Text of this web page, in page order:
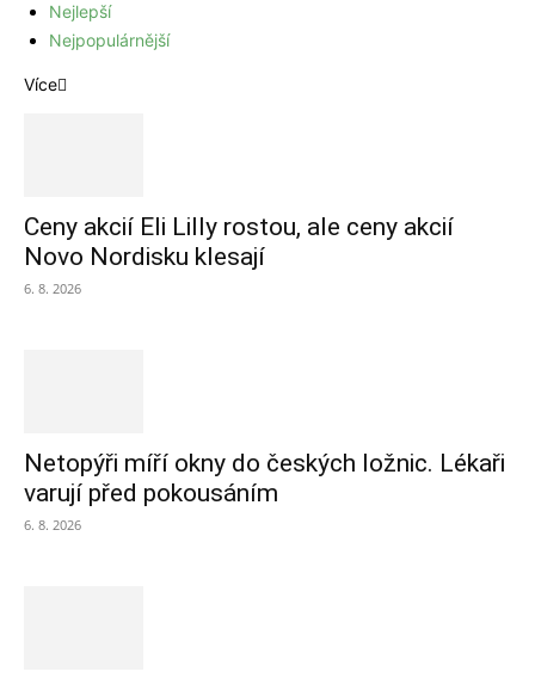
Nejlepší
Nejpopulárnější
Více
Ceny akcií Eli Lilly rostou, ale ceny akcií
Novo Nordisku klesají
6. 8. 2026
Netopýři míří okny do českých ložnic. Lékaři
varují před pokousáním
6. 8. 2026